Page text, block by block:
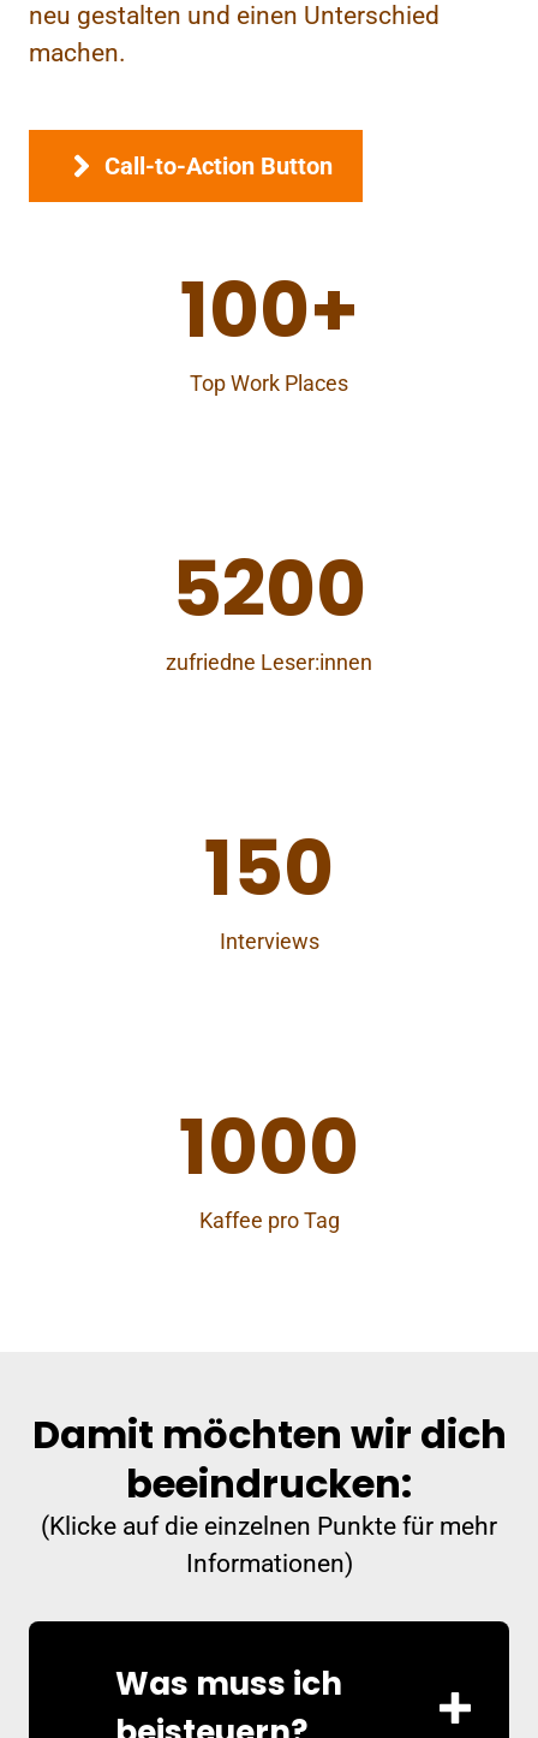
neu gestalten und einen Unterschied
machen.
Call-to-Action Button
100+
Top Work Places
5200
zufriedne Leser:innen
150
Interviews
1000
Kaffee pro Tag
Damit möchten wir dich
beeindrucken:
(Klicke auf die einzelnen Punkte für mehr
Informationen)
Was muss ich